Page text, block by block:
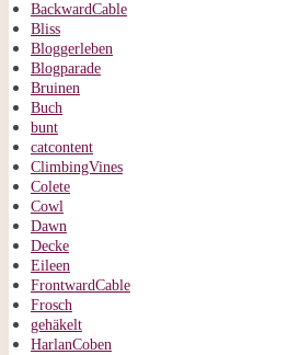
BackwardCable
Bliss
Bloggerleben
Blogparade
Bruinen
Buch
bunt
catcontent
ClimbingVines
Colete
Cowl
Dawn
Decke
Eileen
FrontwardCable
Frosch
gehäkelt
HarlanCoben